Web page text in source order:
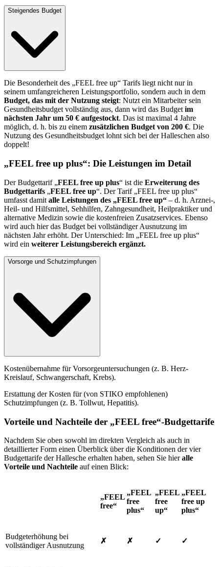
Steigendes Budget
Die Besonderheit des „FEEL free up“ Tarifs liegt nicht nur in
seinem umfangreicheren Leistungsportfolio, sondern auch in dem
Budget, das mit der Nutzung steigt: Nutzt ein Mitarbeiter sein
Gesundheitsbudget vollständig aus, dann wird das Budgetim
nächsten Jahr um 50 € aufgestockt. Das ist maximal 4 Jahre
möglich, d. h. bis zu einem zusätzlichen Budget von 200 €. Die
Nutzung des Gesundheitsbudget lohnt sich bei der Halleschen also
doppelt!
„FEEL free up plus“: Die Leistungen im Detail
Der Budgettarif „FEEL free up plus“ ist die Erweiterung des
Budgettarifs „FEEL free up“. Der Tarif „FEEL free up plus“
umfasst damit alle Leistungen des „FEEL free up“ – d. h. Arznei-,
Heil- und Hilfsmittel, Sehhilfen, Zahngesundheit, Heilpraktiker und
alternative Medizin sowie die kostenfreien Zusatzservices. Ebenso
wird auch hier das Budget bei vollständiger Ausnutzung im
nächsten Jahr erhöht. Der Unterschied: Im „FEEL free up plus“
wird ein weiterer Leistungsbereich ergänzt.
Vorsorge und Schutzimpfungen
Kostenübernahme für Vorsorgeuntersuchungen (z. B. Herz-
Kreislauf, Schwangerschaft, Krebs).
Erstattung der Kosten für (von STIKO empfohlenen)
Schutzimpfungen (z. B. Tollwut, Hepatitis).
Vorteile und Nachteile der „FEEL free“-Budgettarife
Nachdem Sie oben sowohl im direkten Vergleich als auch in
detaillierter Form einen Überblick über die Konditionen der vier
Budgettarife der Hallesche erhalten haben, sehen Sie hieralle
Vorteile und Nachteile auf einen Blick:
„FEEL
free“
„FEEL
free
plus“
„FEEL
free
up“
„FEEL
free up
plus“
Budgeterhöhung bei
vollständiger Ausnutzung
✗ ✗ ✓ ✓